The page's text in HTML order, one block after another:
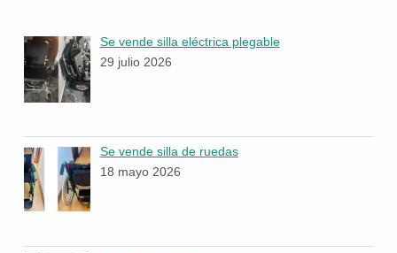
Se vende silla eléctrica plegable
29 julio 2026
Se vende silla de ruedas
18 mayo 2026